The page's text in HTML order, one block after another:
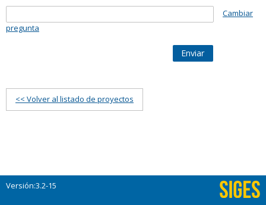
Cambiar
pregunta
Enviar
<< Volver al listado de proyectos
Versión:3.2-15